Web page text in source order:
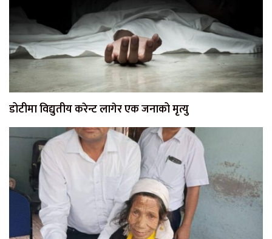
डोटीमा विद्युतीय करेन्ट लागेर एक जनाको मृत्यु